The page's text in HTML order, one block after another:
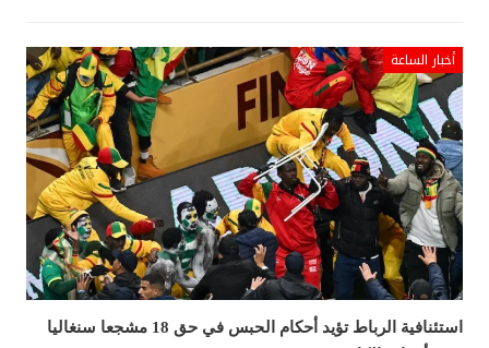
أخبار الساعة
استئنافية الرباط تؤيد أحكام الحبس في حق 18 مشجعا سنغاليا